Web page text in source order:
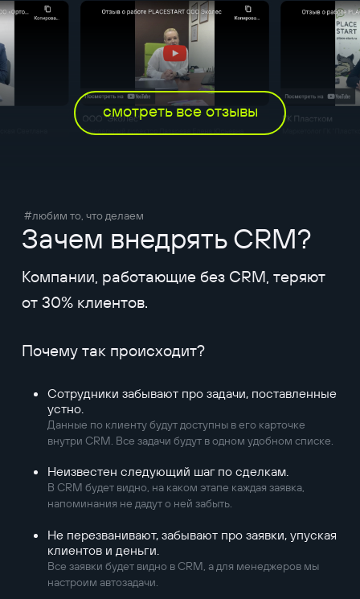
смотреть все отзывы
#любим то, что делаем
Зачем внедрять CRM?
Компании, работающие без CRM, теряют
от 30% клиентов.
Почему так происходит?
Сотрудники забывают про задачи, поставленные
устно.
Данные по клиенту будут доступны в его карточке
внутри CRM. Все задачи будут в одном удобном списке.
Неизвестен следующий шаг по сделкам.
В CRM будет видно, на каком этапе каждая заявка,
напоминания не дадут о ней забыть.
Не перезванивают, забывают про заявки, упуская
клиентов и деньги.
Все заявки будет видно в CRM, а для менеджеров мы
настроим автозадачи.